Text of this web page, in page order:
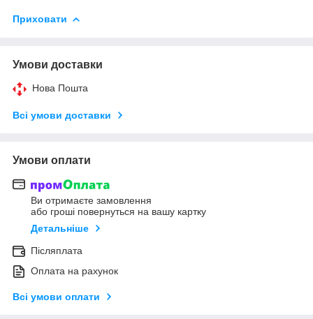
Приховати
Умови доставки
Нова Пошта
Всі умови доставки
Умови оплати
Ви отримаєте замовлення
або гроші повернуться на вашу картку
Детальніше
Післяплата
Оплата на рахунок
Всі умови оплати